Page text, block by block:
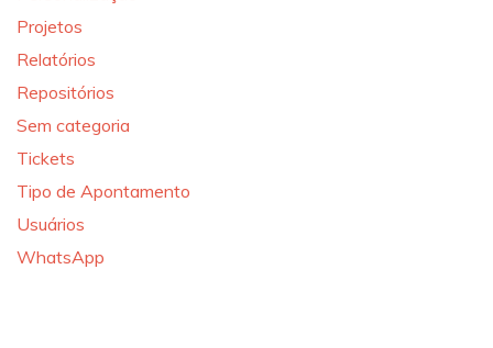
Projetos
Relatórios
Repositórios
Sem categoria
Tickets
Tipo de Apontamento
Usuários
WhatsApp